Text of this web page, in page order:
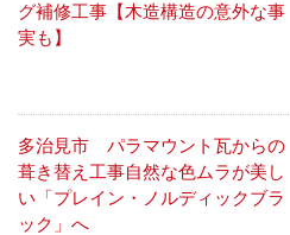
グ補修工事【木造構造の意外な事
実も】
多治見市 パラマウント瓦からの
葺き替え工事自然な色ムラが美し
い「プレイン・ノルディックブラ
ック」へ